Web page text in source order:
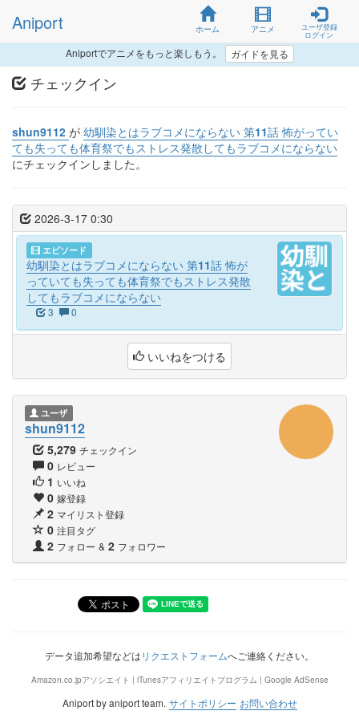
Aniport ホーム アニメ
ユーザ登録
ログイン
Aniportでアニメをもっと楽しもう。 ガイドを見る
チェックイン
shun9112 が 幼馴染とはラブコメにならない 第11話 怖がってい
ても失っても体育祭でもストレス発散してもラブコメにならない
にチェックインしました。
2026-3-17 0:30
エピソード
幼馴染とはラブコメにならない 第11話 怖が
っていても失っても体育祭でもストレス発散
してもラブコメにならない
3 0
いいねをつける
ユーザ
shun9112
5,279 チェックイン
0 レビュー
1 いいね
0 嫁登録
2 マイリスト登録
0 注目タグ
2 フォロー & 2 フォロワー
データ追加希望などはリクエストフォームへご連絡ください。
Amazon.co.jpアソシエイト | iTunesアフィリエイトプログラム | Google AdSense
Aniport by aniport team. サイトポリシー お問い合わせ